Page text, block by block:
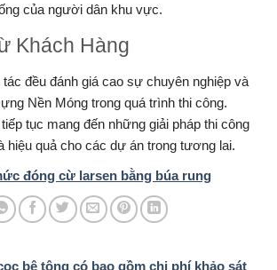
của người dân khu vực.
Khách Hàng
đều đánh giá cao sự chuyên nghiệp và
Nền Móng trong quá trình thi công.
tục mang đến những giải pháp thi công
hiệu quả cho các dự án trong tương lai.
đóng cừ larsen bằng búa rung
bê tông có bao gồm chi phí khảo sát